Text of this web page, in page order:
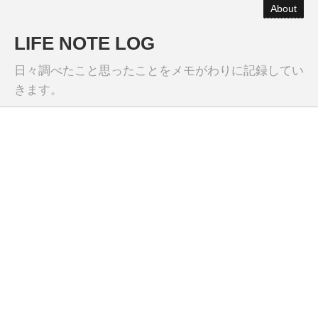
About
LIFE NOTE LOG
日々調べたこと思ったことをメモがわりに記録してい
きます。